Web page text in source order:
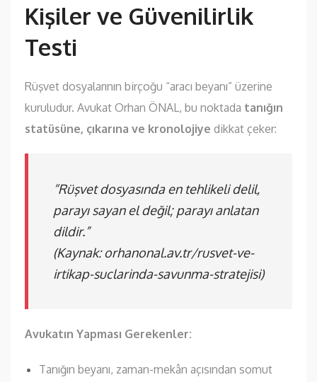
Kişiler ve Güvenilirlik
Testi
Rüşvet dosyalarının birçoğu “aracı beyanı” üzerine
kuruludur. Avukat Orhan ÖNAL, bu noktada tanığın
statüsüne, çıkarına ve kronolojiye dikkat çeker:
“Rüşvet dosyasında en tehlikeli delil,
parayı sayan el değil; parayı anlatan
dildir.”
(Kaynak:orhanonal.av.tr/rusvet-ve-
irtikap-suclarinda-savunma-stratejisi)
Avukatın Yapması Gerekenler:
Tanığın beyanı, zaman-mekân açısından somut